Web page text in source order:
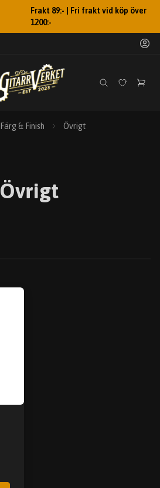
Frakt 89:- | Fri frakt vid köp över
1200:-
Färg & Finish Övrigt
Övrigt